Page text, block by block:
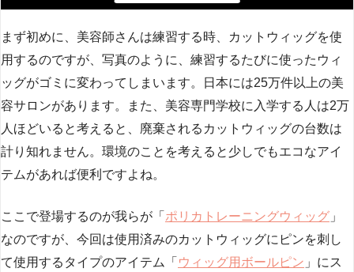
まず初めに、美容師さんは練習する時、カットウィッグを使
用するのですが、写真のように、練習するたびに使ったウィ
ッグがゴミに変わってしまいます。日本には25万件以上の美
容サロンがあります。また、美容専門学校に入学する人は2万
人ほどいると考えると、廃棄されるカットウィッグの台数は
計り知れません。環境のことを考えると少しでもエコなアイ
テムがあれば便利ですよね。
ここで登場するのが我らが「 ポリカトレーニングウィッグ 」
なのですが、今回は使用済みのカットウィッグにピンを刺し
て使用するタイプのアイテム「 ウィッグ用ボールピン 」にス